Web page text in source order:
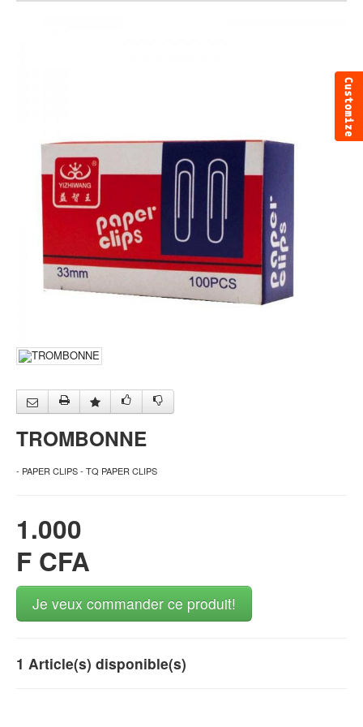
TROMBONNE
- PAPER CLIPS - TQ PAPER CLIPS
1.000
F CFA
Je veux commander ce produit!
1 Article(s) disponible(s)